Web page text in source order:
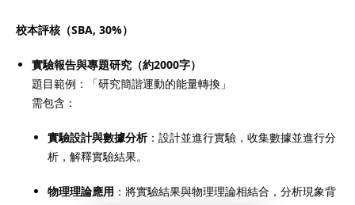
校本評核（SBA, 30%）
實驗報告與專題研究（約2000字）
題目範例：「研究簡諧運動的能量轉換」
需包含：
實驗設計與數據分析：設計並進行實驗，收集數據並進行分
析，解釋實驗結果。
物理理論應用 ：將實驗結果與物理理論相結合，分析現象背